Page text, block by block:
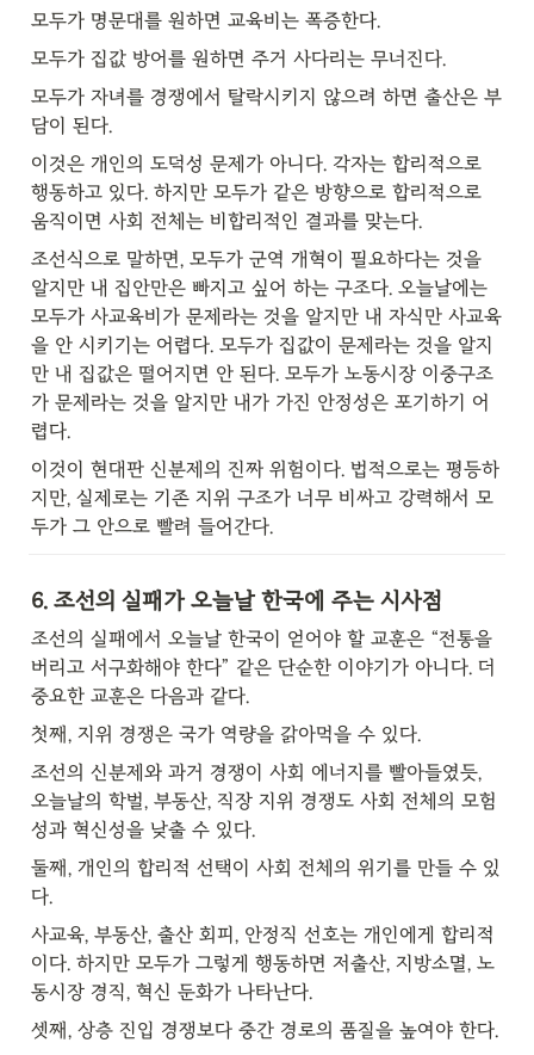
모두가 명문대를 원하면 교육비는 폭증한다.
모두가 집값 방어를 원하면 주거 사다리는 무너진다.
모두가 자녀를 경쟁에서 탈락시키지 않으려 하면 출산은 부
담이 된다.
이것은 개인의 도덕성 문제가 아니다. 각자는 합리적으로
행동하고 있다. 하지만 모두가 같은 방향으로 합리적으로
움직이면 사회 전체는 비합리적인 결과를 맞는다.
조선식으로 말하면, 모두가 군역 개혁이 필요하다는 것을
알지만 내 집안만은 빠지고 싶어 하는 구조다. 오늘날에는
모두가 사교육비가 문제라는 것을 알지만 내 자식만 사교육
을 안 시키기는 어렵다. 모두가 집값이 문제라는 것을 알지
만 내 집값은 떨어지면 안 된다. 모두가 노동시장 이중구조
가 문제라는 것을 알지만 내가 가진 안정성은 포기하기 어
렵다.
이것이 현대판 신분제의 진짜 위험이다. 법적으로는 평등하
지만, 실제로는 기존 지위 구조가 너무 비싸고 강력해서 모
두가 그 안으로 빨려 들어간다.
6. 조선의 실패가 오늘날 한국에 주는 시사점
조선의 실패에서 오늘날 한국이 얻어야 할 교훈은 “전통을
버리고 서구화해야 한다” 같은 단순한 이야기가 아니다. 더
중요한 교훈은 다음과 같다.
첫째, 지위 경쟁은 국가 역량을 갉아먹을 수 있다.
조선의 신분제와 과거 경쟁이 사회 에너지를 빨아들였듯,
오늘날의 학벌, 부동산, 직장 지위 경쟁도 사회 전체의 모험
성과 혁신성을 낮출 수 있다.
둘째, 개인의 합리적 선택이 사회 전체의 위기를 만들 수 있
다.
사교육, 부동산, 출산 회피, 안정직 선호는 개인에게 합리적
이다. 하지만 모두가 그렇게 행동하면 저출산, 지방소멸, 노
동시장 경직, 혁신 둔화가 나타난다.
셋째, 상층 진입 경쟁보다 중간 경로의 품질을 높여야 한다.